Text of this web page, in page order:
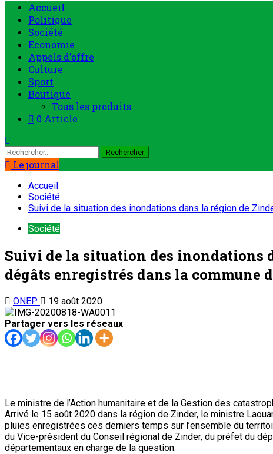
Accueil
Politique
Société
Economie
Appels d’offre
Culture
Sport
Boutique
Tous les produits
0 Article
Le journal
Accueil
Société
Suivi de la situation des inondations dans la région de
Société
Suivi de la situation des inondations
dégâts enregistrés dans la commune
ONEP
19 août 2020
Partager vers les réseaux
Le ministre de l’Action humanitaire et de la Gestion des
Arrivé le 15 août 2020 dans la région de Zinder, le ministre
pluies enregistrées ces derniers temps sur l’ensemble du
du Vice-président du Conseil régional de Zinder, du préfet du
départementaux en charge de la question.